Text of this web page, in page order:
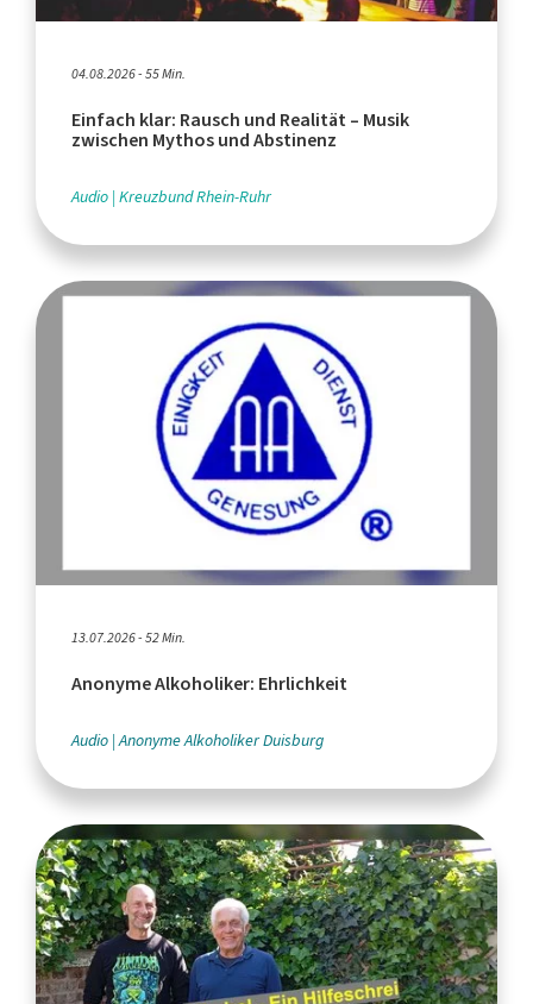
04.08.2026 - 55 Min.
Einfach klar: Rausch und Realität – Musik
zwischen Mythos und Abstinenz
Audio Kreuzbund Rhein-Ruhr
13.07.2026 - 52 Min.
Anonyme Alkoholiker: Ehrlichkeit
Audio Anonyme Alkoholiker Duisburg